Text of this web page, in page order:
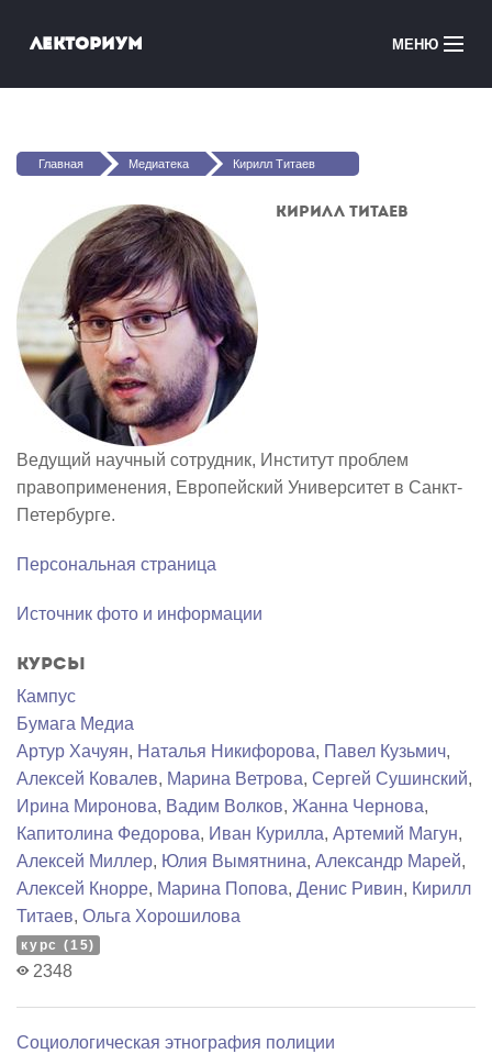
Лекториум МЕНЮ
Медиатека
Онлайн-школы
Вы здесь
Главная Медиатека Кирилл Титаев
Кирилл Титаев
Ведущий научный сотрудник, Институт проблем
правоприменения, Европейский Университет в Санкт-
Петербурге.
Персональная страница
Источник фото и информации
Курсы
Кампус
Бумага Медиа
Артур Хачуян, Наталья Никифорова, Павел Кузьмич,
Алексей Ковалев, Марина Ветрова, Сергей Сушинский,
Ирина Миронова, Вадим Волков, Жанна Чернова,
Капитолина Федорова, Иван Курилла, Артемий Магун,
Алексей Миллер, Юлия Вымятнина, Александр Марей,
Алексей Кнорре, Марина Попова, Денис Ривин, Кирилл
Титаев, Ольга Хорошилова
курс (15)
2348
Социологическая этнография полиции